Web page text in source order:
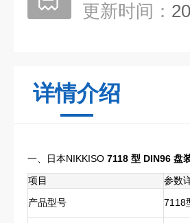
更新时间：
详情介绍
一、日本NIKKISO 7118 型 DIN96 盘
项目
参数
产品型号
7118